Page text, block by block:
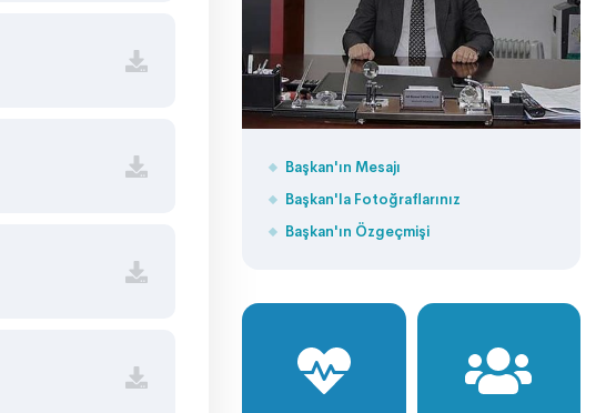
Başkan'ın Mesajı
Başkan'la Fotoğraflarınız
Başkan'ın Özgeçmişi